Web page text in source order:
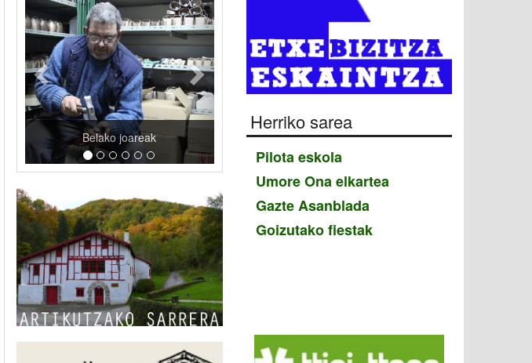
Belako joareak
Herriko sarea
Pilota eskola
Umore Ona elkartea
Gazte Asanblada
Goizutako fiestak